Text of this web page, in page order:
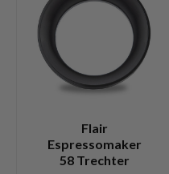
Flair
Espressomaker
58 Trechter